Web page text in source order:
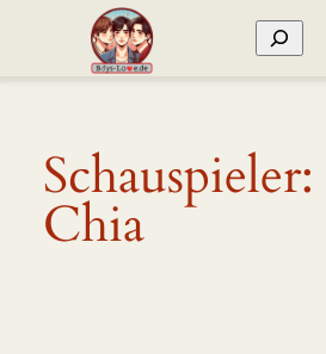
Suchen
Schauspieler:
Chia